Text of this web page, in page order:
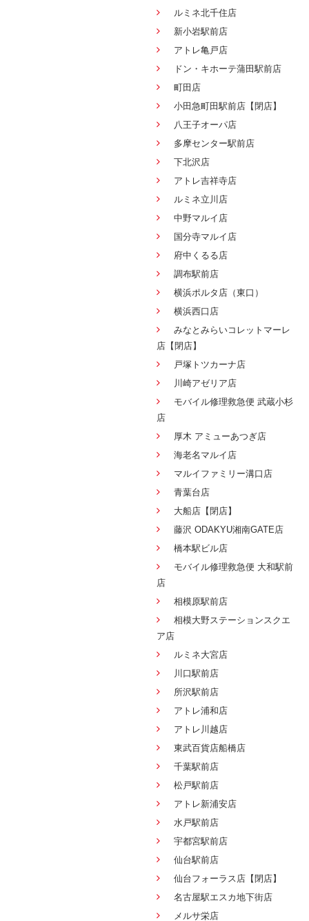
ルミネ北千住店
新小岩駅前店
アトレ亀戸店
ドン・キホーテ蒲田駅前店
町田店
小田急町田駅前店【閉店】
八王子オーパ店
多摩センター駅前店
下北沢店
アトレ吉祥寺店
ルミネ立川店
中野マルイ店
国分寺マルイ店
府中くるる店
調布駅前店
横浜ポルタ店（東口）
横浜西口店
みなとみらいコレットマーレ
店【閉店】
戸塚トツカーナ店
川崎アゼリア店
モバイル修理救急便 武蔵小杉
店
厚木 アミューあつぎ店
海老名マルイ店
マルイファミリー溝口店
青葉台店
大船店【閉店】
藤沢 ODAKYU湘南GATE店
橋本駅ビル店
モバイル修理救急便 大和駅前
店
相模原駅前店
相模大野ステーションスクエ
ア店
ルミネ大宮店
川口駅前店
所沢駅前店
アトレ浦和店
アトレ川越店
東武百貨店船橋店
千葉駅前店
松戸駅前店
アトレ新浦安店
水戸駅前店
宇都宮駅前店
仙台駅前店
仙台フォーラス店【閉店】
名古屋駅エスカ地下街店
メルサ栄店